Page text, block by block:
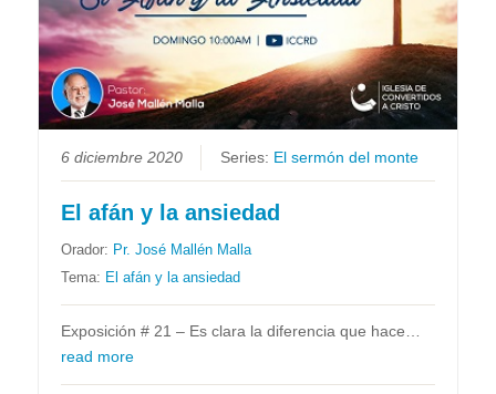
6 diciembre 2020 Series: El sermón del monte
El afán y la ansiedad
Orador: Pr. José Mallén Malla
Tema: El afán y la ansiedad
Exposición # 21 – Es clara la diferencia que hace…
read more